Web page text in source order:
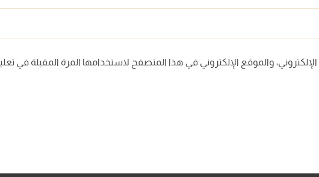
والموقع الإلكتروني في هذا المتصفح لاستخدامها المرة المقبلة في